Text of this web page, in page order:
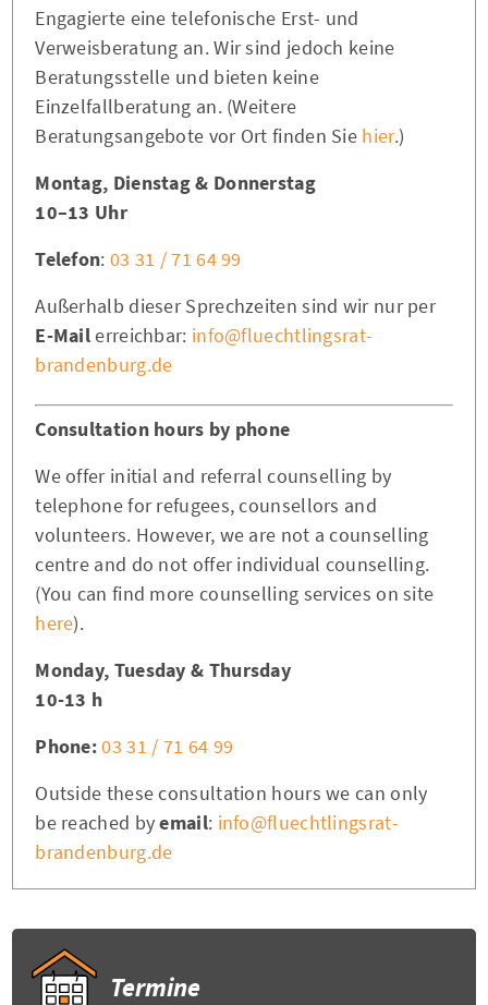
Engagierte eine telefonische Erst- und
Verweisberatung an. Wir sind jedoch keine
Beratungsstelle und bieten keine
Einzelfallberatung an. (Weitere
Beratungsangebote vor Ort finden Sie hier.)
Montag, Dienstag & Donnerstag
10–13 Uhr
Telefon: 03 31 / 71 64 99
Außerhalb dieser Sprechzeiten sind wir nur per
E-Mailerreichbar: info@fluechtlingsrat-
brandenburg.de
Consultation hours by phone
We offer initial and referral counselling by
telephone for refugees, counsellors and
volunteers. However, we are not a counselling
centre and do not offer individual counselling.
(You can find more counselling services on site
here).
Monday, Tuesday & Thursday
10-13 h
Phone:03 31 / 71 64 99
Outside these consultation hours we can only
be reached byemail: info@fluechtlingsrat-
brandenburg.de
Termine